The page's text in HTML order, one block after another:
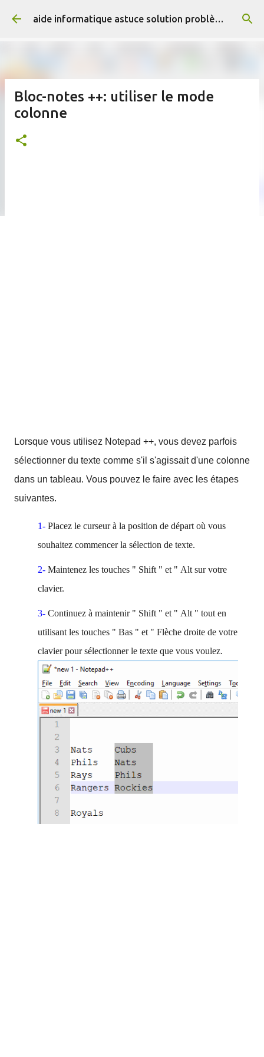
Accéder au contenu principal aide informatique astuce solution problème résolus
Bloc-notes ++: utiliser le mode
colonne
Lorsque vous utilisez Notepad ++, vous devez parfois
sélectionner du texte comme s'il s'agissait d'une colonne
dans un tableau. Vous pouvez le faire avec les étapes
suivantes.
1- Placez le curseur à la position de départ où vous
souhaitez commencer la sélection de texte.
2- Maintenez les touches " Shift " et " Alt sur votre
clavier.
3- Continuez à maintenir " Shift " et " Alt " tout en
utilisant les touches " Bas " et " Flèche droite de votre
clavier pour sélectionner le texte que vous voulez.